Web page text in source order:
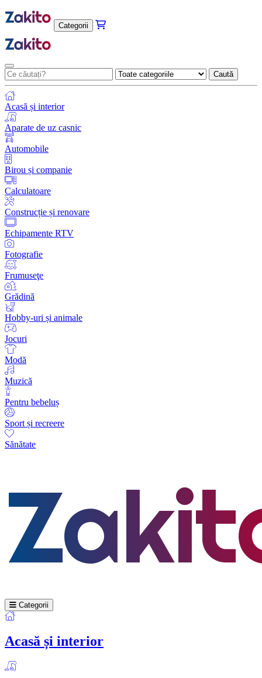
Categorii
Caută
Acasă și interior
Aparate de uz casnic
Automobile
Birou și companie
Calculatoare
Construcție și renovare
Echipamente RTV
Fotografie
Frumuseţe
Grădină
Hobby-uri și animale
Jocuri
Modă
Muzică
Pentru bebeluș
Sport și recreere
Sănătate
Categorii
Acasă și interior